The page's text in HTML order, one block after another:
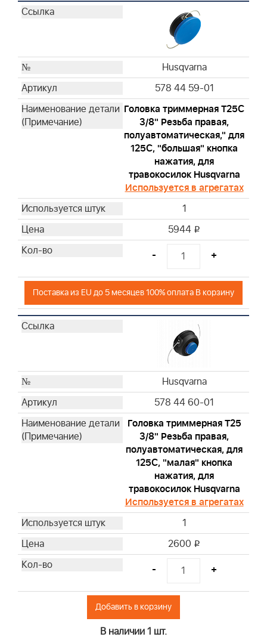
Husqvarna
578 44 59-01
Головка триммерная T25С
3/8" Резьба правая,
полуавтоматическая," для
125С, "большая" кнопка
нажатия, для
травокосилок Husqvarna
Используется в агрегатах
1
5944 i
- +
Поставка из EU до 5 месяцев 100% оплата В корзину
Husqvarna
578 44 60-01
Головка триммерная T25
3/8" Резьба правая,
полуавтоматическая, для
125С, "малая" кнопка
нажатия, для
травокосилок Husqvarna
Используется в агрегатах
1
2600 i
- +
Добавить в корзину
В наличии 1 шт.